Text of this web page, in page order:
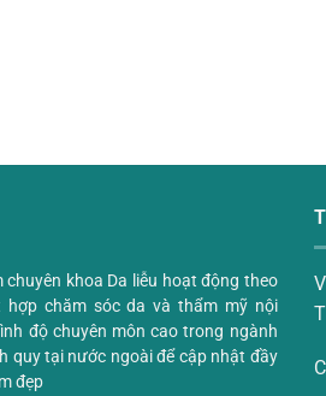
chuyên khoa Da liễu hoạt động theo
hợp chăm sóc da và thẩm mỹ nội
độ chuyên môn cao trong ngành
quy tại nước ngoài để cập nhật đầy
đẹp